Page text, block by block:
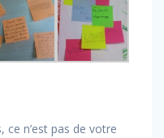
ce n’est pas de votre